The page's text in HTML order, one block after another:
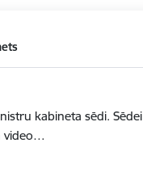
kabineta sēdi. Sēdei
video…